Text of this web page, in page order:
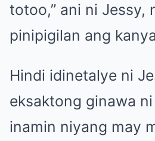
totoo,” ani ni Jessy,
pinipigilan ang
Hindi idinetalye ni
eksaktong ginawa
inamin niyang may